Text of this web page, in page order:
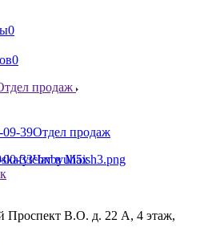
0
0
продаж
09-39Отдел продаж
00-33Чат в Max
Проспект В.О. д. 22 А, 4 этаж,